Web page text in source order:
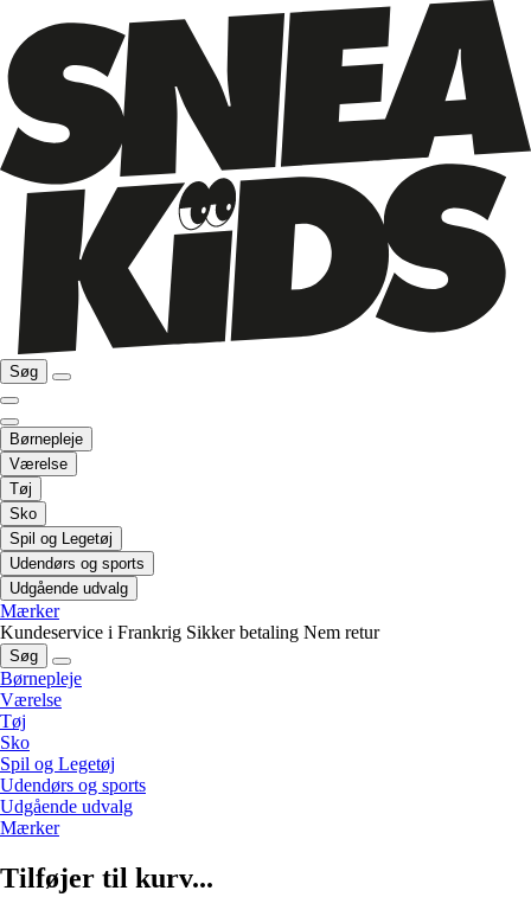
Søg
Børnepleje
Værelse
Tøj
Sko
Spil og Legetøj
Udendørs og sports
Udgående udvalg
Mærker
Kundeservice i Frankrig Sikker betaling Nem retur
Søg
Børnepleje
Værelse
Tøj
Sko
Spil og Legetøj
Udendørs og sports
Udgående udvalg
Mærker
Tilføjer til kurv...